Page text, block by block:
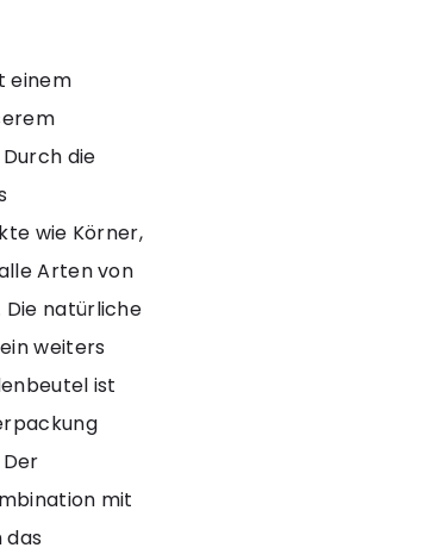
einem
die
wie Körner,
Arten von
natürliche
weiters
ist
mit